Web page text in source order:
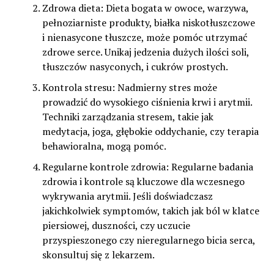
Zdrowa dieta: Dieta bogata w owoce, warzywa,
pełnoziarniste produkty, białka niskotłuszczowe
i nienasycone tłuszcze, może pomóc utrzymać
zdrowe serce. Unikaj jedzenia dużych ilości soli,
tłuszczów nasyconych, i cukrów prostych.
Kontrola stresu: Nadmierny stres może
prowadzić do wysokiego ciśnienia krwi i arytmii.
Techniki zarządzania stresem, takie jak
medytacja, joga, głębokie oddychanie, czy terapia
behawioralna, mogą pomóc.
Regularne kontrole zdrowia: Regularne badania
zdrowia i kontrole są kluczowe dla wczesnego
wykrywania arytmii. Jeśli doświadczasz
jakichkolwiek symptomów, takich jak ból w klatce
piersiowej, duszności, czy uczucie
przyspieszonego czy nieregularnego bicia serca,
skonsultuj się z lekarzem.